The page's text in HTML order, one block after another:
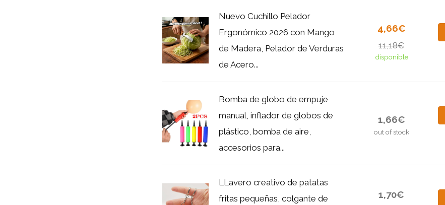
Nuevo Cuchillo Pelador
Ergonómico 2026 con Mango
de Madera, Pelador de Verduras
de Acero...
4,66€
11,18€
disponible
Bomba de globo de empuje
manual, inflador de globos de
plástico, bomba de aire,
accesorios para...
1,66€
out of stock
LLavero creativo de patatas
fritas pequeñas, colgante de
1,70€